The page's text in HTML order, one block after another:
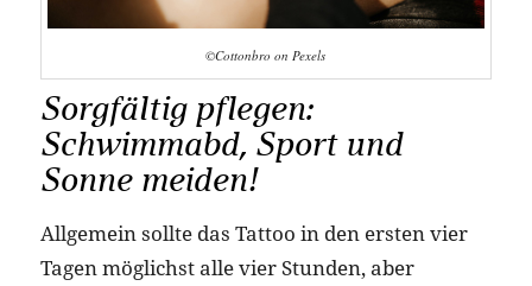
©Cottonbro on Pexels
Sorgfältig pflegen:
Schwimmabd, Sport und
Sonne meiden!
Allgemein sollte das Tattoo in den ersten vier
Tagen möglichst alle vier Stunden, aber